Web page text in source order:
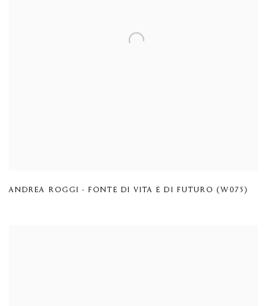
ANDREA ROGGI - FONTE DI VITA E DI FUTURO (W075)